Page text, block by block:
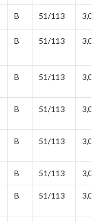
B 51/113 3,0
B 51/113 3,0
B 51/113 3,0
B 51/113 3,0
B 51/113 3,0
B 51/113 3,0
B 51/113 3,0